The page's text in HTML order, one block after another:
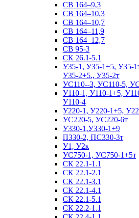
СВ 164–9,3
СВ 164–10,3
СВ 164–10,7
СВ 164–11,9
СВ 164–12,7
СВ 95-3
СК 26.1-5.1
У35-1, У35-1+5, У35-
У35-2+5., У35-2т
УС110--3, УС110-5,
У110-1, У110-1+5,
У110-4
У220-1, У220-1+5,
УС220-5, УС220-6т
У330-1,У330-1+9
П330-2, ПС330-3т
У1, У2к
УС750-1, УС750-1+5т
СК 22.1-1.1
СК 22.1-2.1
СК 22.1-3.1
СК 22.1-4.1
СК 22.1-5.1
СК 22.2-1.1